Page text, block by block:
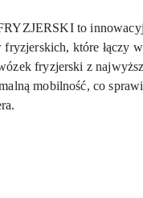
to
które łączy
fryzjerski z
mobilność, co